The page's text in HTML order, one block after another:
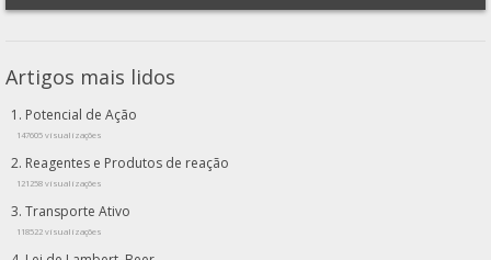
Artigos mais lidos
Potencial de Ação
147605 visualizações
Reagentes e Produtos de reação
121258 visualizações
Transporte Ativo
118522 visualizações